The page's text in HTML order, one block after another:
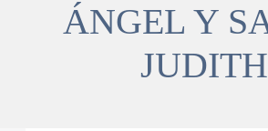
ÁNGEL Y
JUDITH